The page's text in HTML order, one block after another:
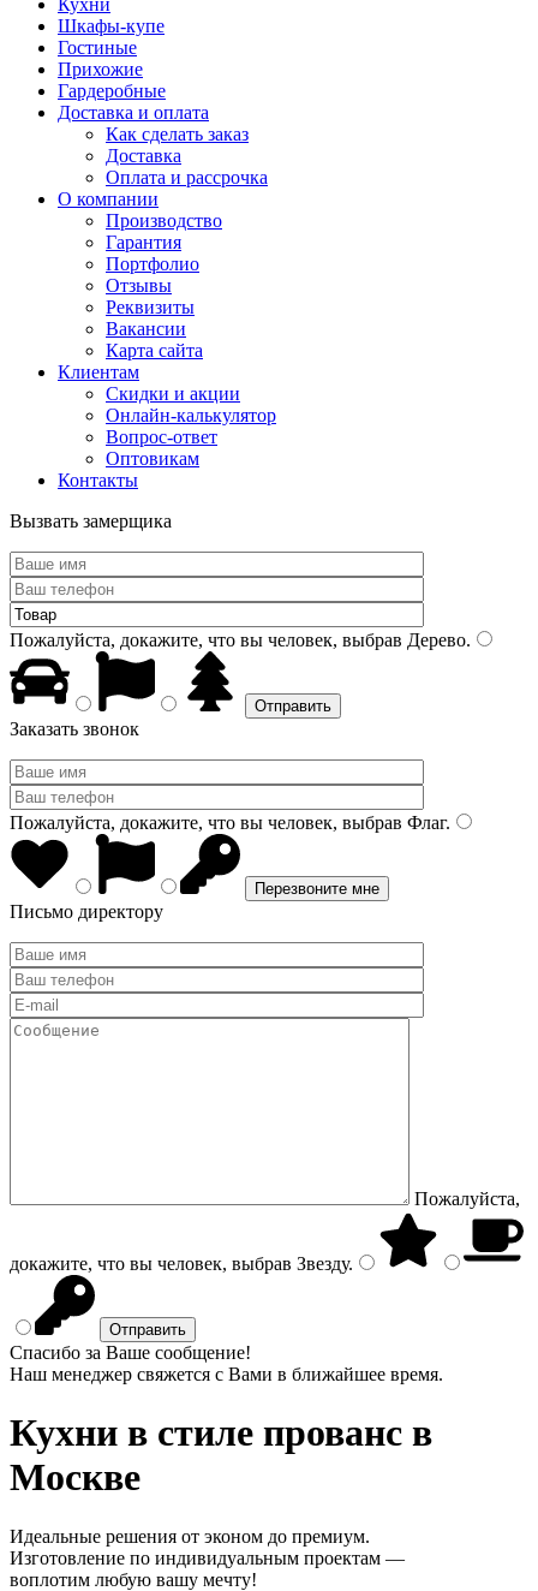
Кухни
Шкафы-купе
Гостиные
Прихожие
Гардеробные
Доставка и оплата
Как сделать заказ
Доставка
Оплата и рассрочка
О компании
Производство
Гарантия
Портфолио
Отзывы
Реквизиты
Вакансии
Карта сайта
Клиентам
Скидки и акции
Онлайн-калькулятор
Вопрос-ответ
Оптовикам
Контакты
Вызвать замерщика
Пожалуйста, докажите, что вы человек, выбрав Дерево.
Заказать звонок
Пожалуйста, докажите, что вы человек, выбрав Флаг.
Письмо директору
Пожалуйста,
докажите, что вы человек, выбрав Звезду.
Спасибо за Ваше сообщение!
Наш менеджер свяжется с Вами в ближайшее время.
Кухни в стиле прованс в
Москве
Идеальные решения от эконом до премиум.
Изготовление по индивидуальным проектам —
воплотим любую вашу мечту!